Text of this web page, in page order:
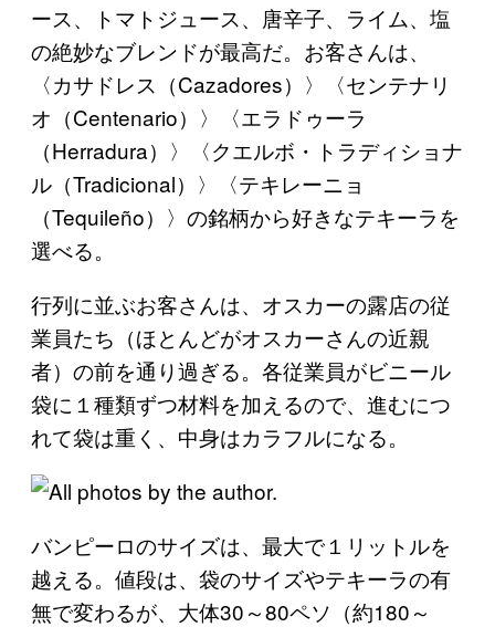
ース、トマトジュース、唐辛子、ライム、塩
の絶妙なブレンドが最高だ。お客さんは、
〈カサドレス（Cazadores）〉〈センテナリ
オ（Centenario）〉〈エラドゥーラ
（Herradura）〉〈クエルボ・トラディショナ
ル（Tradicional）〉〈テキレーニョ
（Tequileño）〉の銘柄から好きなテキーラを
選べる。
行列に並ぶお客さんは、オスカーの露店の従
業員たち（ほとんどがオスカーさんの近親
者）の前を通り過ぎる。各従業員がビニール
袋に１種類ずつ材料を加えるので、進むにつ
れて袋は重く、中身はカラフルになる。
バンピーロのサイズは、最大で１リットルを
越える。値段は、袋のサイズやテキーラの有
無で変わるが、大体30～80ペソ（約180～